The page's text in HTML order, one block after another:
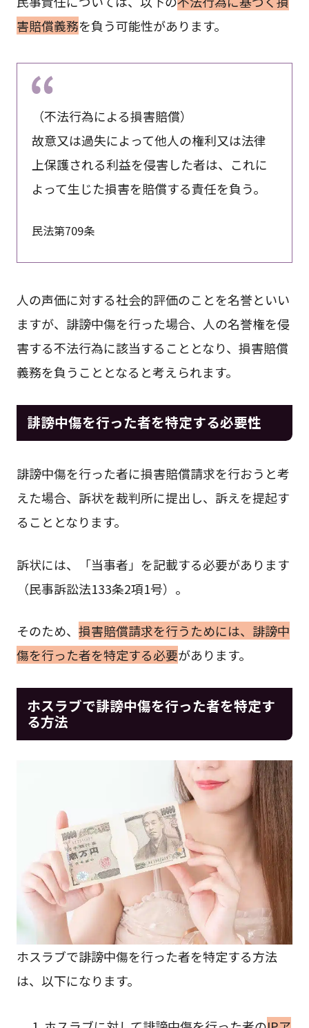
害賠償義務を負う可能性があります。
（不法行為による損害賠償）
故意又は過失によって他人の権利又は法律
上保護される利益を侵害した者は、これに
よって生じた損害を賠償する責任を負う。
民法第709条
人の声価に対する社会的評価のことを名誉といい
ますが、誹謗中傷を行った場合、人の名誉権を侵
害する不法行為に該当することとなり、損害賠償
義務を負うこととなると考えられます。
誹謗中傷を行った者を特定する必要性
誹謗中傷を行った者に損害賠償請求を行おうと考
えた場合、訴状を裁判所に提出し、訴えを提起す
ることとなります。
訴状には、「当事者」を記載する必要があります
（民事訴訟法133条2項1号）。
そのため、 損害賠償請求を行うためには、誹謗中
傷を行った者を特定する必要があります。
ホスラブで誹謗中傷を行った者を特定す
る方法
ホスラブで誹謗中傷を行った者を特定する方法
は、以下になります。